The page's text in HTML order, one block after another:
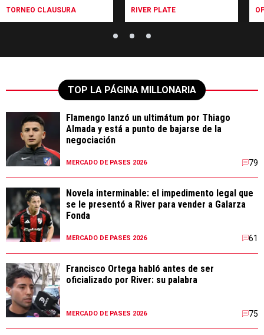
TORNEO CLAUSURA RIVER PLATE
TOP LA PÁGINA MILLONARIA
Flamengo lanzó un ultimátum por Thiago
Almada y está a punto de bajarse de la
negociación
MERCADO DE PASES 2026 79
Novela interminable: el impedimento legal que
se le presentó a River para vender a Galarza
Fonda
MERCADO DE PASES 2026 61
Francisco Ortega habló antes de ser
oficializado por River: su palabra
MERCADO DE PASES 2026 75